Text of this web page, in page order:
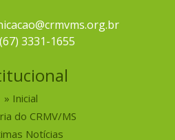
(67) 3331-1655
Inicial
do CRMV/MS
Notícias